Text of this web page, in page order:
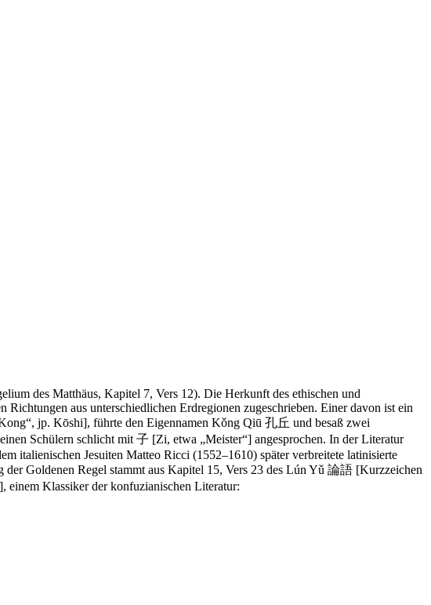
des Matthäus, Kapitel 7, Vers 12). Die Herkunft des ethischen und
aus unterschiedlichen Erdregionen zugeschrieben. Einer davon ist ein
jp. Kōshi], führte den Eigennamen Kǒng Qiū 孔丘 und besaß zwei
Schülern schlicht mit 子 [Zi, etwa „Meister“] angesprochen. In der Literatur
italienischen Jesuiten Matteo Ricci (1552–1610) später verbreitete latinisierte
Goldenen Regel stammt aus Kapitel 15, Vers 23 des Lún Yǔ 論語 [Kurzzeichen
einem Klassiker der konfuzianischen Literatur: